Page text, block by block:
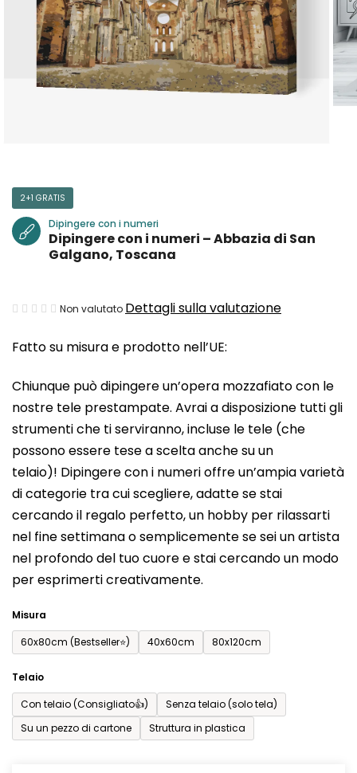
Fatto su misura e prodotto nell’UE:
Chiunque può dipingere un’opera mozzafiato con le
nostre tele prestampate. Avrai a disposizione tutti gli
strumenti che ti serviranno, incluse le tele (che
possono essere tese a scelta anche su un
telaio)! Dipingere con i numeri offre un’ampia varietà
di categorie tra cui scegliere, adatte se stai
cercando il regalo perfetto, un hobby per rilassarti
nel fine settimana o semplicemente se sei un artista
nel profondo del tuo cuore e stai cercando un modo
per esprimerti creativamente.
Misura
60x80cm (Bestseller⭐)
40x60cm 80x120cm
Telaio
Con telaio (Consigliato👍)
Senza telaio (solo tela)
Su un pezzo di cartone
Struttura in plastica
2+1 GRATIS
Dipingere con i numeri
Dipingere con i numeri – Abbazia di San
Galgano, Toscana
La
media
prodotto
è
0,0
su
5
stelle.
Non valutato Dettagli sulla valutazione